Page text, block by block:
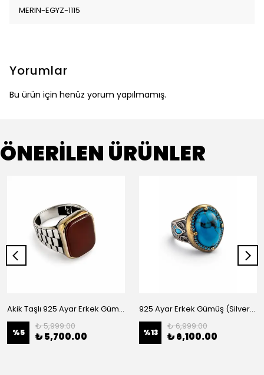
MERIN-EGYZ-1115
Yorumlar
Bu ürün için henüz yorum yapılmamış.
ÖNERİLEN ÜRÜNLER
Akik Taşlı 925 Ayar Erkek Gümüş (Silver) Yüzük
%5
₺ 5,999.00
₺ 5,700.00
925 Ayar Erkek Gümüş (Silver) Yüzük
%13
₺ 6,999.00
₺ 6,100.00